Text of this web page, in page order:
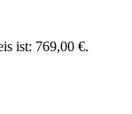
ist: 769,00 €.